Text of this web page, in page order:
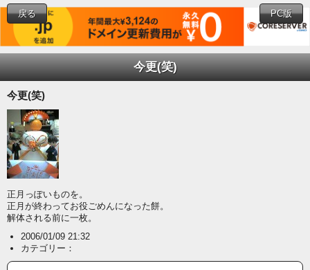
今更(笑)
戻る PC版
今更(笑)
正月っぽいものを。
正月が終わってお役ごめんになった餅。
解体される前に一枚。
2006/01/09 21:32
カテゴリー：